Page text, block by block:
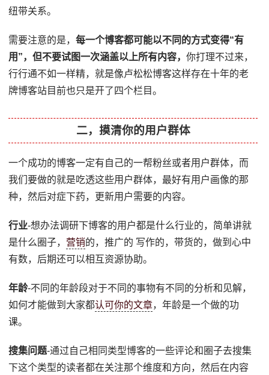
纽带关系。
需要注意的是，每一个博客都可能以不同的方式变得“有
用”，但不要试图一次涵盖以上所有内容，你打理不过来，
行行通不如一样精，就是像卢松松博客这样存在十年的老
牌博客站目前也只是开了四个栏目。
二，摸清你的用户群体
一个成功的博客一定有自己的一帮粉丝或者用户群体，而
我们要做的就是吃透这些用户群体，最好有用户画像的那
种，然后对症下药，更新用户需要的内容。
行业-想办法调研下博客的用户都是什么行业的，简单讲就
是什么圈子， 营销的，推广的 写作的，带货的，做到心中
有数，后期还可以相互资源协助。
年龄-不同的年龄段对于不同的事物有不同的分析和见解，
如何才能做到大家都认可你的文章，年龄是一个做的功
课。
搜集问题-通过自己相同类型博客的一些评论和圈子去搜集
下这个类型的读者都在关注那个维度和方向，然后在内容